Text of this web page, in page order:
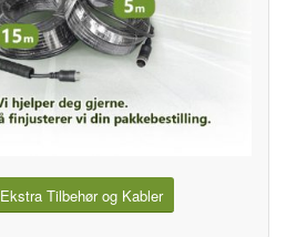
Ekstra Tilbehør og Kabler